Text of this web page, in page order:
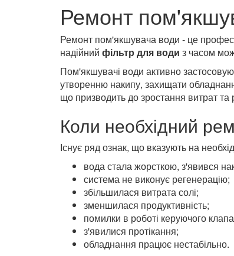
Ремонт
Ремонт пом'якшувача води - це
надійний фільтр для води з часом
Пом'якшувачі води активно
утворенню накипу, захищати
що призводить до зростання витрат та
Коли необхідний
Існує ряд ознак, що вказують на
вода стала жорсткою, з'явився
система не виконує регенерацію;
збільшилася витрата солі;
зменшилася продуктивність;
помилки в роботі керуючого
з'явилися протікання;
обладнання працює нестабільно.